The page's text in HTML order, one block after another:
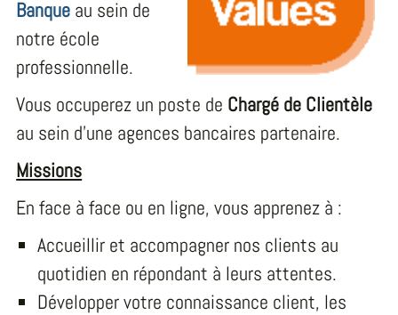
Banque au sein de
notre école
professionnelle.
Vous occuperez un poste de Chargé de Clientèle
au sein d’une agences bancaires partenaire.
Missions
En face à face ou en ligne, vous apprenez à :
Accueillir et accompagner nos clients au
quotidien en répondant à leurs attentes.
Développer votre connaissance client, les